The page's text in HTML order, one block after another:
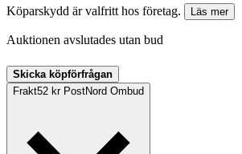
Köparskydd är valfritt hos företag. Läs mer
Auktionen avslutades utan bud
Skicka köpförfrågan
Frakt52 kr PostNord Ombud